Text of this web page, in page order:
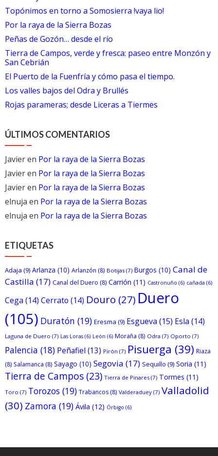
Topónimos en torno a Somosierra !vaya lio!
Por la raya de la Sierra Bozas
Peñas de Gozón… desde el río
Tierra de Campos, verde y fresca: paseo entre Monzón y
San Cebrián
El Puerto de la Fuenfría y cómo pasa el tiempo.
Los valles bajos del Odra y Brullés
Rojas parameras; desde Liceras a Tiermes
ÚLTIMOS COMENTARIOS
Javieren Por la raya de la Sierra Bozas
Javieren Por la raya de la Sierra Bozas
Javieren Por la raya de la Sierra Bozas
elnuja en Por la raya de la Sierra Bozas
elnuja en Por la raya de la Sierra Bozas
ETIQUETAS
Adaja (9) Arlanza (10) Arlanzón (8) Botijas (7) Burgos (10) Canal de
Castilla (17) Canal del Duero (8) Carrión (11) Castronuño (6) cañada (6)
Cega (14) Cerrato (14) Douro (27) Duero
(105) Duratón (19) Eresma (9) Esgueva (15) Esla (14)
Laguna de Duero (7) Las Loras (6) León (6) Moraña (8) Odra (7) Oporto (7)
Palencia (18) Peñafiel (13) Pirón (7) Pisuerga (39) Riaza
(8) Salamanca (8) Sayago (10) Segovia (17) Sequillo (9) Soria (11)
Tierra de Campos (23) Tierra de Pinares (7) Tormes (11)
Toro (7) Torozos (19) Trabancos (8) Valderaduey (7) Valladolid
(30) Zamora (19) Ávila (12) Órbigo (6)